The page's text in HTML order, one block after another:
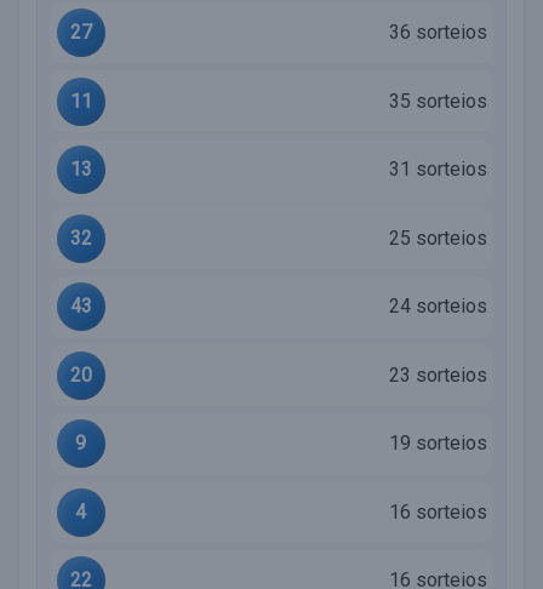
27 36 sorteios
11 35 sorteios
13 31 sorteios
32 25 sorteios
43 24 sorteios
20 23 sorteios
9 19 sorteios
4 16 sorteios
22 16 sorteios